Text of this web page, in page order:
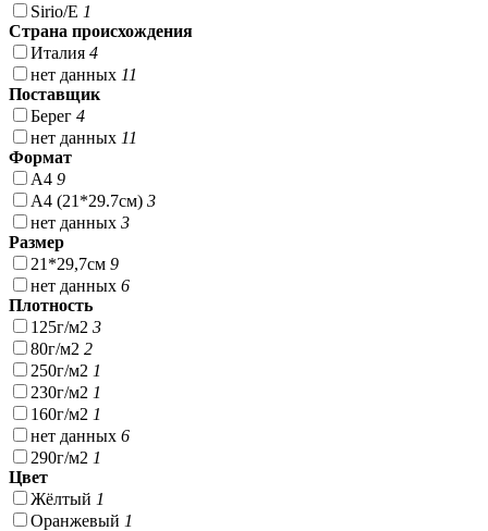
Sirio/Е 1
Страна происхождения
Италия 4
нет данных 11
Поставщик
Берег 4
нет данных 11
Формат
А4 9
А4 (21*29.7см) 3
нет данных 3
Размер
21*29,7см 9
нет данных 6
Плотность
125г/м2 3
80г/м2 2
250г/м2 1
230г/м2 1
160г/м2 1
нет данных 6
290г/м2 1
Цвет
Жёлтый 1
Оранжевый 1